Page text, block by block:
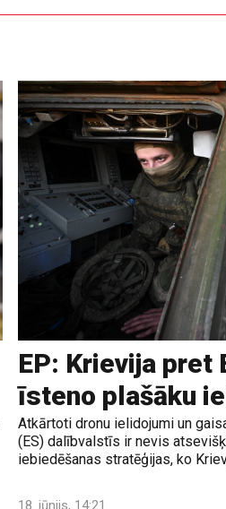
EP: Krievija pret
īsteno plašāku
Atkārtoti dronu ielidojumi un
(ES) dalībvalstīs ir nevis
iebiedēšanas stratēģijas, ko
18. jūnijs, 14:21